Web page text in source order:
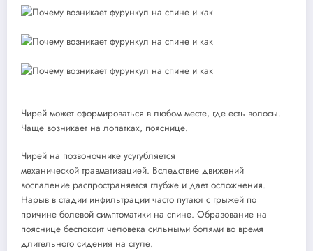
Чирей может сформироваться в любом месте, где есть волосы.
Чаще возникает на лопатках, пояснице.
Чирей на позвоночнике усугубляется
механической травматизацией. Вследствие движений
воспаление распространяется глубже и дает осложнения.
Нарыв в стадии инфильтрации часто путают с грыжей по
причине болевой симптоматики на спине. Образование на
пояснице беспокоит человека сильными болями во время
длительного сидения на стуле.